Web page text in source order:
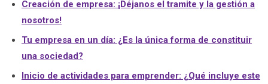
Creación de empresa: ¡Déjanos el tramite y la gestión a
nosotros!
Tu empresa en un día: ¿Es la única forma de constituir
una sociedad?
Inicio de actividades para emprender: ¿Qué incluye este